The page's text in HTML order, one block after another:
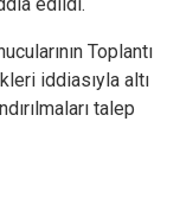
edildi.
Toplantı
iddiasıyla altı
talep